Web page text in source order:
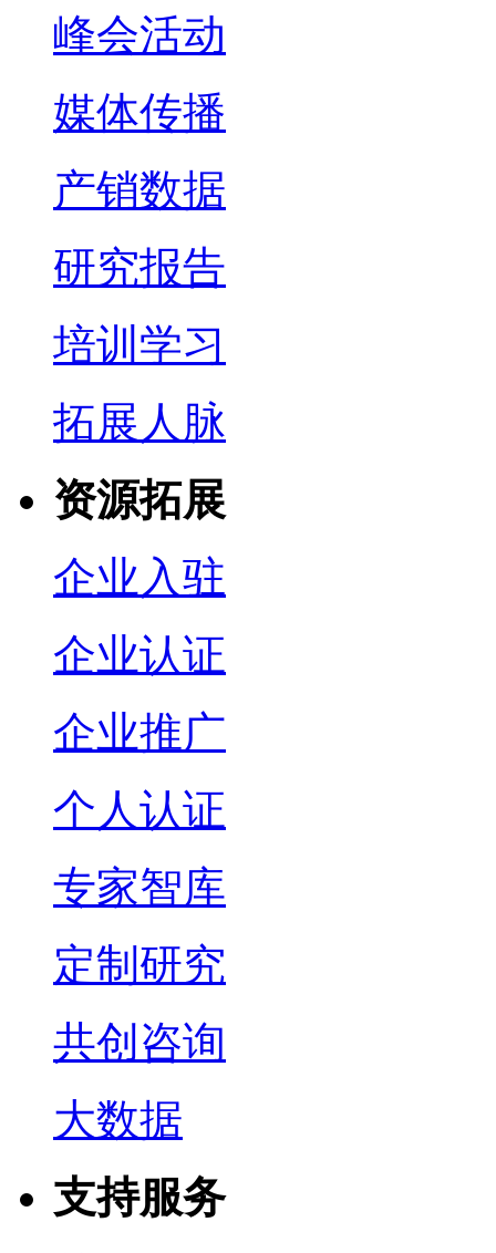
峰会活动
媒体传播
产销数据
研究报告
培训学习
拓展人脉
资源拓展
企业入驻
企业认证
企业推广
个人认证
专家智库
定制研究
共创咨询
大数据
支持服务